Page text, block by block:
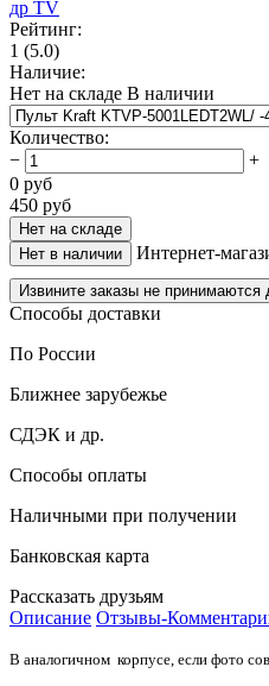
Рейтинг:
1 (5.0)
Наличие:
Нет на складе В наличии
Количество:
−
+
0 руб
450 руб
Нет на складе
Нет в наличии
Интернет-
Извините заказы не принимаются
Способы доставки
По России
Ближнее зарубежье
СДЭК и др.
Способы оплаты
Наличными при получении
Банковская карта
Рассказать друзьям
Описание Отзывы-
В аналогичном корпусе, если фото